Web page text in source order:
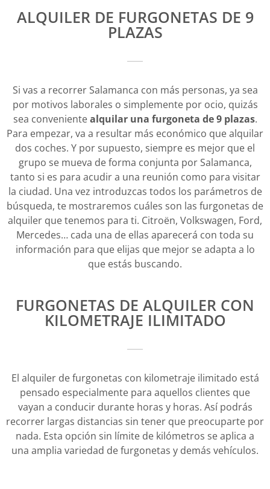
ALQUILER DE FURGONETAS DE 9
PLAZAS
Si vas a recorrer Salamanca con más personas, ya sea
por motivos laborales o simplemente por ocio, quizás
sea convenientealquilar una furgoneta de 9 plazas.
Para empezar, va a resultar más económico que alquilar
dos coches. Y por supuesto, siempre es mejor que el
grupo se mueva de forma conjunta por Salamanca,
tanto si es para acudir a una reunión como para visitar
la ciudad. Una vez introduzcas todos los parámetros de
búsqueda, te mostraremos cuáles son las furgonetas de
alquiler que tenemos para ti. Citroën, Volkswagen, Ford,
Mercedes… cada una de ellas aparecerá con toda su
información para que elijas que mejor se adapta a lo
que estás buscando.
FURGONETAS DE ALQUILER CON
KILOMETRAJE ILIMITADO
El alquiler de furgonetas con kilometraje ilimitado está
pensado especialmente para aquellos clientes que
vayan a conducir durante horas y horas. Así podrás
recorrer largas distancias sin tener que preocuparte por
nada. Esta opción sin límite de kilómetros se aplica a
una amplia variedad de furgonetas y demás vehículos.